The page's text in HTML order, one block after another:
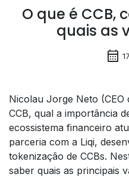
O que é CCB,
quais as
calendar_month
Nicolau Jorge Neto (CEO
CCB, qual a importância
ecossistema financeiro
parceria com a Liqi,
tokenização de CCBs.
saber quais as principais